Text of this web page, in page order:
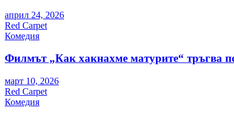
април 24, 2026
Red Carpet
Комедия
Филмът „Как хакнахме матурите“ тръгва
март 10, 2026
Red Carpet
Комедия